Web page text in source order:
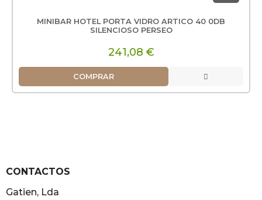
MINIBAR HOTEL PORTA VIDRO ARTICO 40 0DB
SILENCIOSO PERSEO
241,08 €
COMPRAR
CONTACTOS
Gatien, Lda